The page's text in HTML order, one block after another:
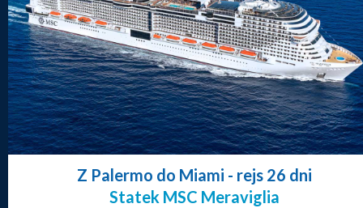
Z Palermo do Miami - rejs 26 dni
Statek MSC Meraviglia